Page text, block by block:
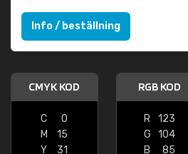
Info / beställning
CMYK KOD
C
0
M
15
Y
31
RGB KOD
R
123
G
104
B
85